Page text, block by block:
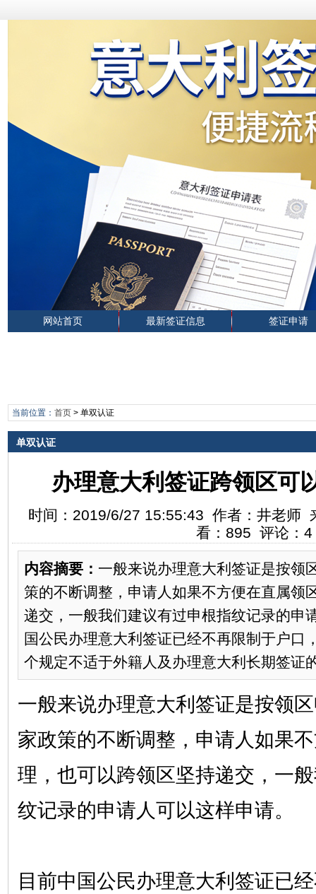
网站首页 最新签证信息 签证申请
当前位置： 首页> 单双认证
单双认证
办理意大利签证跨领区可
时间：2019/6/27 15:55:43 作者：井老师
看：895 评论：4
内容摘要： 一般来说办理意大利签证是按领
策的不断调整，申请人如果不方便在直属领
递交，一般我们建议有过申根指纹记录的申
国公民办理意大利签证已经不再限制于户口
个规定不适于外籍人及办理意大利长期签证
一般来说办理意大利签证是按领
家政策的不断调整，申请人如果
理，也可以跨领区坚持递交，一
纹记录的申请人可以这样申请。
目前中国公民办理意大利签证已